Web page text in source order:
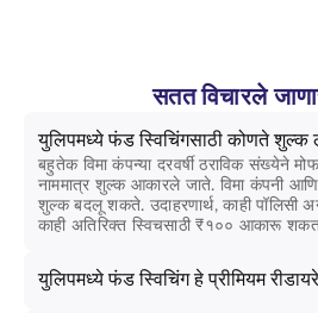
सतत विचारले
युलिपमध्ये फंड स्विचिंगसाठी कोणते शुल्क
बहुतेक विमा कंपन्या दरवर्षी ठराविक संख्येने
नाममात्र शुल्क आकारले जाते. विमा कंपनी
शुल्क बदलू शकते. उदाहरणार्थ, काही पॉलिसी
काही अतिरिक्त स्विचसाठी ₹१०० आकारू
युलिपमध्ये फंड स्विचिंग हे प्रीमियम